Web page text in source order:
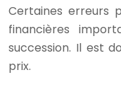
Certaines erreurs
financières
succession. Il est
prix.